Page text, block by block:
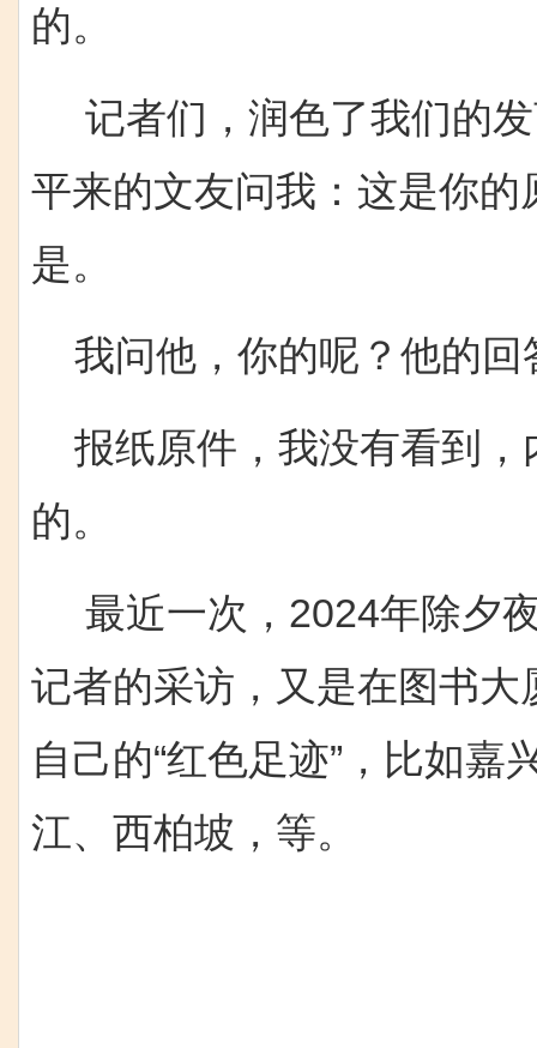
的。
记者们，润色了我们的发
平来的文友问我：这是你
是。
我问他，你的呢？他的回
报纸原件，我没有看到，
的。
最近一次，2024年除夕
记者的采访，又是在图书
自己的“红色足迹”，比如嘉
江、西柏坡，等。